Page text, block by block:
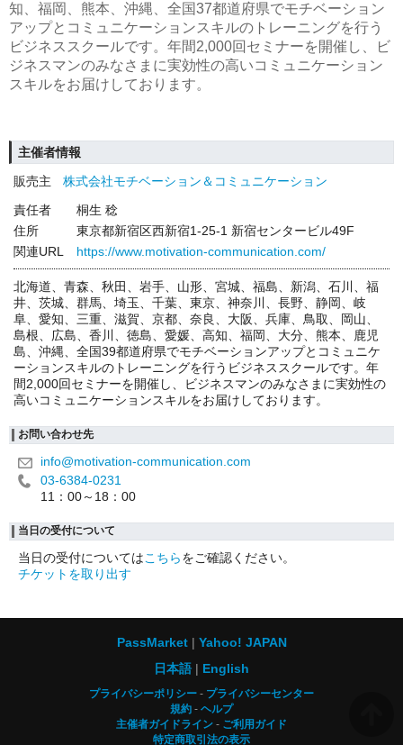
知、福岡、熊本、沖縄、全国37都道府県でモチベーション
アップとコミュニケーションスキルのトレーニングを行う
ビジネススクールです。年間2,000回セミナーを開催し、ビ
ジネスマンのみなさまに実効性の高いコミュニケーション
スキルをお届けしております。
主催者情報
販売主
株式会社モチベーション＆コミュニケーション
責任者
桐生 稔
住所
東京都新宿区西新宿1-25-1 新宿センタービル49F
関連URL
https://www.motivation-communication.com/
北海道、青森、秋田、岩手、山形、宮城、福島、新潟、石川、福
井、茨城、群馬、埼玉、千葉、東京、神奈川、長野、静岡、岐
阜、愛知、三重、滋賀、京都、奈良、大阪、兵庫、鳥取、岡山、
島根、広島、香川、徳島、愛媛、高知、福岡、大分、熊本、鹿児
島、沖縄、全国39都道府県でモチベーションアップとコミュニケ
ーションスキルのトレーニングを行うビジネススクールです。年
間2,000回セミナーを開催し、ビジネスマンのみなさまに実効性の
高いコミュニケーションスキルをお届けしております。
お問い合わせ先
info@motivation-communication.com
03-6384-0231
11：00～18：00
当日の受付について
当日の受付についてはこちらをご確認ください。
チケットを取り出す
PassMarket
Yahoo! JAPAN
日本語
English
プライバシーポリシー
プライバシーセンター
規約
ヘルプ
主催者ガイドライン
ご利用ガイド
特定商取引法の表示